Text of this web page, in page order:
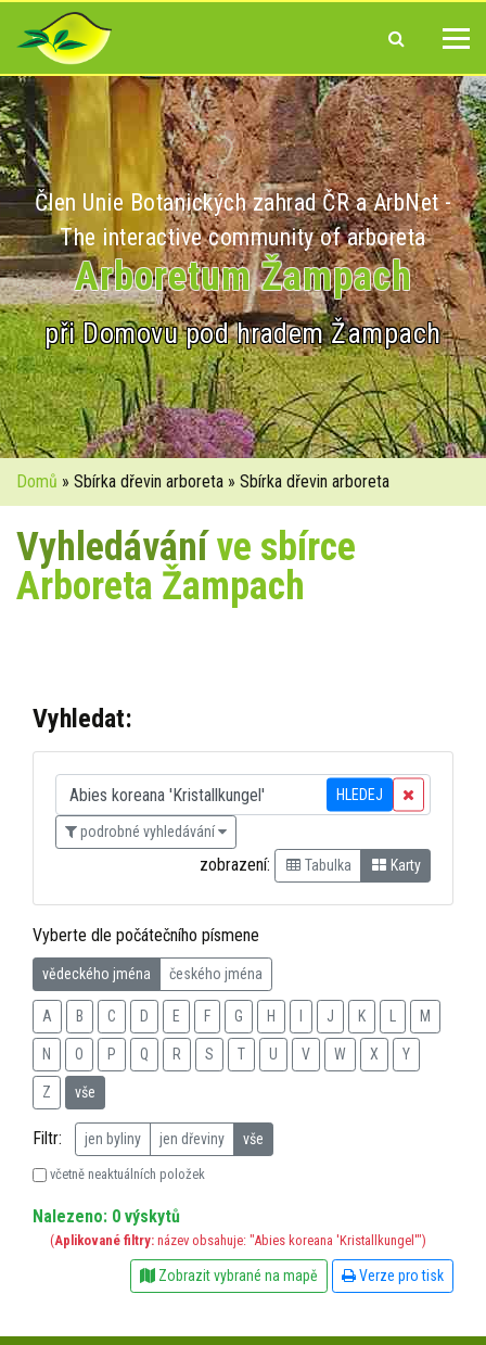
Člen Unie Botanických zahrad ČR a ArbNet -
The interactive community of arboreta
Arboretum Žampach
při Domovu pod hradem Žampach
Domů » Sbírka dřevin arboreta » Sbírka dřevin arboreta
Vyhledáváníve sbírce
Arboreta Žampach
Vyhledat:
HLEDEJ
podrobné vyhledávání
zobrazení: Tabulka Karty
Vyberte dle počátečního písmene
vědeckého jména českého jména
A B C D E F G H J K M
N O P Q R S T U V W X Y
Z vše
Filtr: jen byliny jen dřeviny vše
včetně neaktuálních položek
Nalezeno: 0 výskytů
(Aplikované filtry: název obsahuje: "Abies koreana 'Kristallkungel'")
Zobrazit vybrané na mapě Verze pro tisk